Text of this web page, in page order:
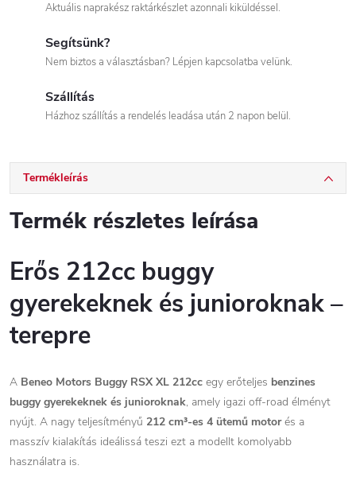
Aktuális naprakész raktárkészlet azonnali kiküldéssel.
Segítsünk?
Nem biztos a választásban? Lépjen kapcsolatba velünk.
Szállítás
Házhoz szállítás a rendelés leadása után 2 napon belül.
Termékleírás
Termék részletes leírása
Erős 212cc buggy
gyerekeknek és junioroknak –
terepre
A Beneo Motors Buggy RSX XL 212cc egy erőteljes benzines
buggy gyerekeknek és junioroknak, amely igazi off-road élményt
nyújt. A nagy teljesítményű 212 cm³-es 4 ütemű motorés a
masszív kialakítás ideálissá teszi ezt a modellt komolyabb
használatra is.